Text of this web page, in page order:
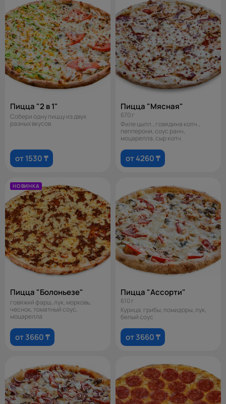
Пицца "2 в 1"
Собери одну пиццу из двух
разных вкусов
от 1530 ₸
Пицца "Мясная"
670 г
Филе цыпл., говядина копч.,
пепперони, соус ранч,
моцарелла, сыр копч.
от 4260 ₸
НОВИНКА
Пицца "Болоньезе"
говяжий фарш, лук, морковь,
чеснок, томатный соус,
моцарелла
от 3660 ₸
Пицца "Ассорти"
610 г
Курица, грибы, помидоры, лук,
белый соус
от 3660 ₸